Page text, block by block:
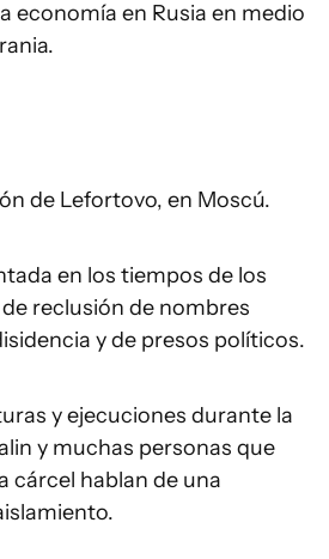
economía en Rusia en medio
de Lefortovo, en Moscú.
en los tiempos de los
reclusión de nombres
y de presos políticos.
y ejecuciones durante la
y muchas personas que
cárcel hablan de una